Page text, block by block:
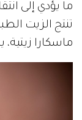
ما يؤدي إلى
تنتج الزيت
ماسكارا